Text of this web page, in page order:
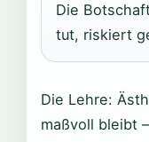
Die
tut, riskiert
Die Lehre:
maßvoll bleibt